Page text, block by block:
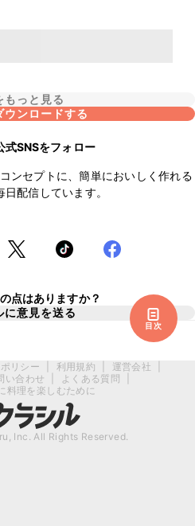
目次
もっと見る
ウンロードする
式SNSをフォロー
ンセプトに、簡単においしく作れる
配信しています。
点はありますか？
に意見を送る
リシー 利用規約 運営会社
い合わせ
よくある質問
料理を楽しむために
Inc. All Rights Reserved.